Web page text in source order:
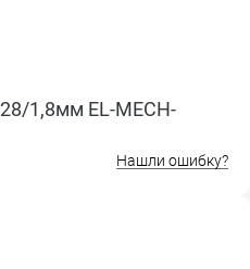
1,8мм EL-MECH-
Нашли ошибку?